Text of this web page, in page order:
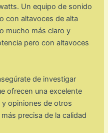
Un equipo de sonido
con altavoces de alta
mucho más claro y
pero con altavoces
de investigar
ofrecen una excelente
y opiniones de otros
precisa de la calidad